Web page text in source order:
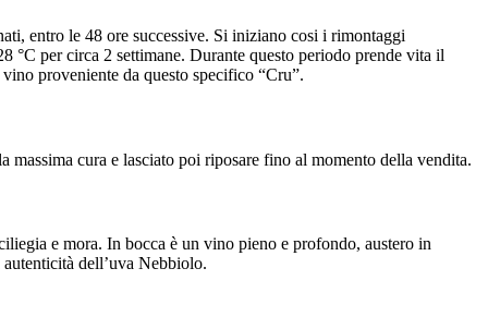
entro le 48 ore successive. Si iniziano cosi i rimontaggi
°C per circa 2 settimane. Durante questo periodo prende vita il
proveniente da questo specifico “Cru”.
cura e lasciato poi riposare fino al momento della vendita.
e mora. In bocca è un vino pieno e profondo, austero in
dell’uva Nebbiolo.